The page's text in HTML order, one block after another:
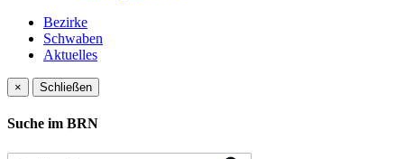
Bezirke
Schwaben
Aktuelles
× Schließen
Suche im BRN